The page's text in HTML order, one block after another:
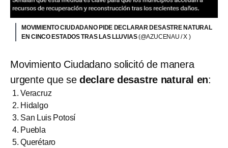
MOVIMIENTO CIUDADANO PIDE DECLARAR DESASTRE NATURAL
EN CINCO ESTADOS TRAS LAS LLUVIAS(@AZUCENAU / X )
Movimiento Ciudadano solicitó de manera
urgente que se declare desastre natural en:
Veracruz
Hidalgo
San Luis Potosí
Puebla
Querétaro